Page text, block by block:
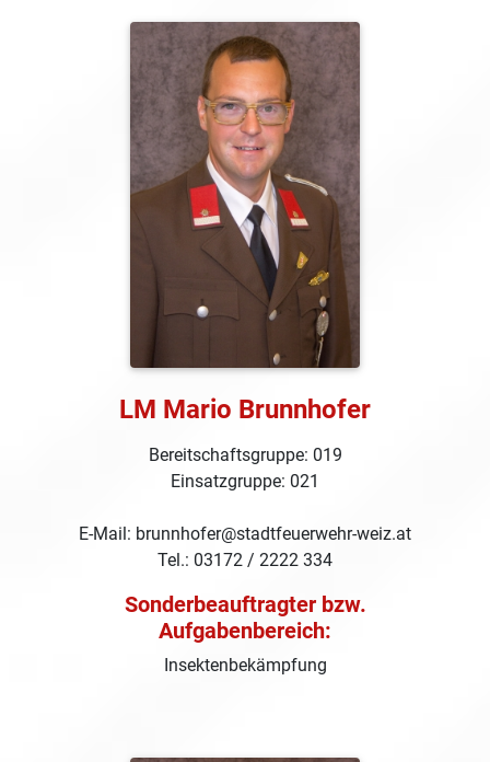
LM Mario Brunnhofer
Bereitschaftsgruppe: 019
Einsatzgruppe: 021
E-Mail: brunnhofer@stadtfeuerwehr-weiz.at
Tel.: 03172 / 2222 334
Sonderbeauftragter bzw.
Aufgabenbereich:
Insektenbekämpfung